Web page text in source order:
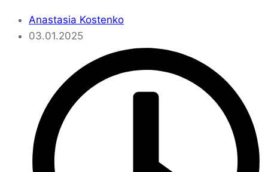
Anastasia Kostenko
03.01.2025